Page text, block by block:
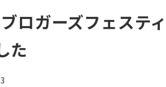
ロガーズフェステ
た